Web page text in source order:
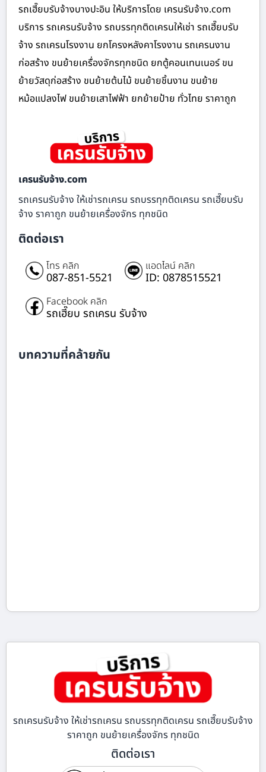
รถเฮี๊ยบรับจ้างบางปะอิน ให้บริการโดย เครนรับจ้าง.com
บริการ รถเครนรับจ้าง รถบรรทุกติดเครนให้เช่า รถเฮี๊ยบรับ
จ้าง รถเครนโรงงาน ยกโครงหลังคาโรงงาน รถเครนงาน
ก่อสร้าง ขนย้ายเครื่องจักรทุกชนิด ยกตู้คอนเทนเนอร์ ขน
ย้ายวัสดุก่อสร้าง ขนย้ายต้นไม้ ขนย้ายชิ้นงาน ขนย้าย
หม้อแปลงไฟ ขนย้ายเสาไฟฟ้า ยกย้ายป้าย ทั่วไทย ราคาถูก
เครนรับจ้าง.com
รถเครนรับจ้าง ให้เช่ารถเครน รถบรรทุกติดเครน รถเฮี๊ยบรับ
จ้าง ราคาถูก ขนย้ายเครื่องจักร ทุกชนิด
ติดต่อเรา
โทร คลิก
087-851-5521
แอดไลน์ คลิก
ID: 0878515521
Facebook คลิก
รถเฮี๊ยบ รถเครน รับจ้าง
บทความที่คล้ายกัน
รถเครนรับจ้าง ให้เช่ารถเครน รถบรรทุกติดเครน รถเฮี๊ยบรับจ้าง
ราคาถูก ขนย้ายเครื่องจักร ทุกชนิด
ติดต่อเรา